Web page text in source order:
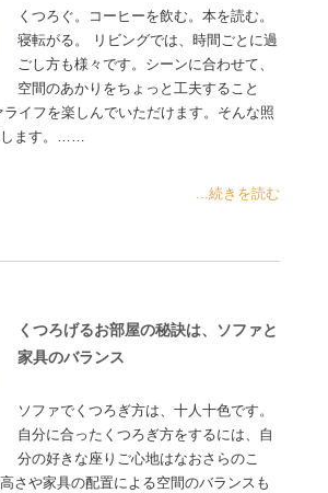
くつろぐ。コーヒーを飲む。本を読む。
寝転がる。 リビングでは、時間ごとに過
ごし方も様々です。シーンに合わせて、
空間のあかりをちょっと工夫すること
イフを楽しんでいただけます。そんな照
します。……
...続きを読む
くつろげるお部屋の秘訣は、ソファと
家具のバランス
ソファでくつろぎ方は、十人十色です。
自分に合ったくつろぎ方をするには、自
分の好きな座りご心地はなおさらのこ
さや家具の配置による空間のバランスも